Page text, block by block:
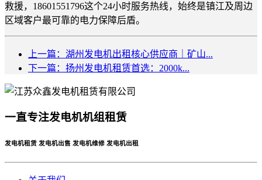
救援，18601551796这个24小时服务热线，始终是镇江及周边
区域客户最可靠的电力保障后盾。
上一篇：湖州发电机出租核心供应商｜矿山...
下一篇：扬州发电机租赁首选：2000k...
一直专注发电机机组租赁
发电机租赁 发电机出售 发电机维修 发电机出租